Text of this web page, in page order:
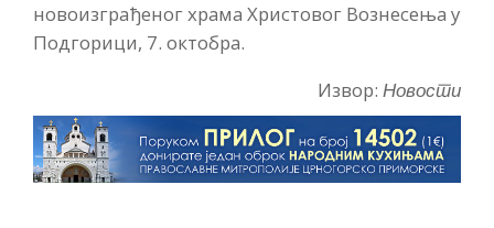
новоизграђеног храма Христовог Вознесења у
Подгорици, 7. октобра.
Извор: Новости